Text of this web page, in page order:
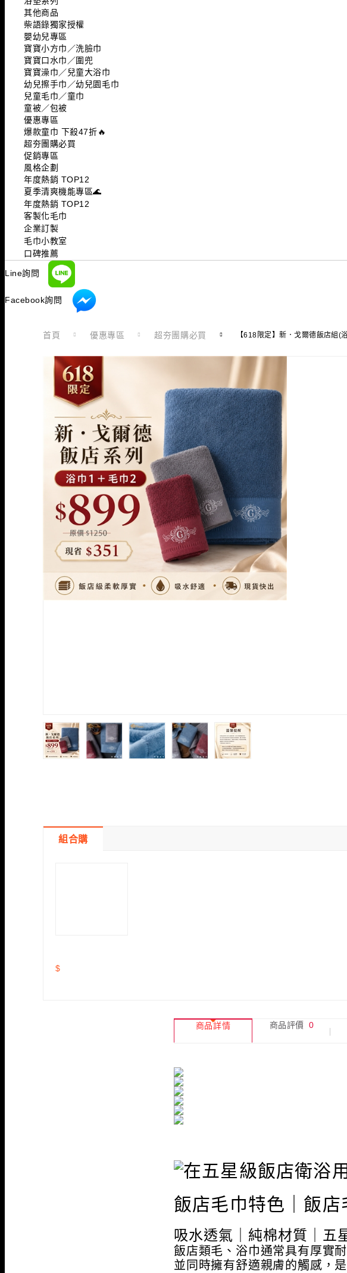
其他商品
柴語錄獨家授權
嬰幼兒專區
寶寶小方巾／洗臉巾
寶寶口水巾／圍兜
寶寶澡巾／兒童大浴巾
幼兒擦手巾／幼兒園毛巾
兒童毛巾／童巾
童被／包被
優惠專區
爆款童巾 下殺47折🔥
超夯團購必買
促銷專區
風格企劃
年度熱銷 TOP12
夏季清爽機能專區🌊
年度熱銷 TOP12
客製化毛巾
企業訂製
毛巾小教室
口碑推薦
Line詢問
Facebook詢問
首頁 優惠專區 超夯團購必買 【618限定】新．戈爾德飯店組(
組合購
$
商品詳情 商品評價 0
飯店毛巾特色｜飯店
吸水透氣｜純棉材質｜五
飯店類毛、浴巾通常具有厚實耐
並同時擁有舒適親膚的觸感，